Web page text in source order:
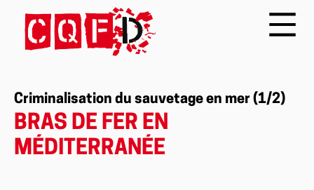
Criminalisation du sauvetage en mer (1/2)
BRAS DE FER EN
MÉDITERRANÉE